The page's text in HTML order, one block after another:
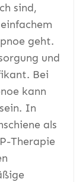
sind,
geht.
und
Bei
kann
In
als
Therapie